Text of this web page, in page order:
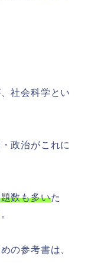
社会科学とい
政治がこれに
数も多いた
の参考書は、